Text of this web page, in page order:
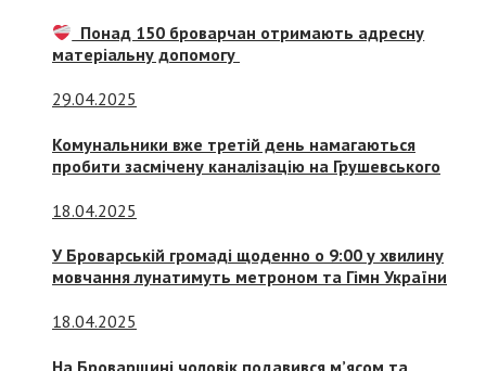
Понад 150 броварчан отримають адресну
матеріальну допомогу
29.04.2025
Комунальники вже третій день намагаються
пробити засмічену каналізацію на Грушевського
18.04.2025
У Броварській громаді щоденно о 9:00 у хвилину
мовчання лунатимуть метроном та Гімн України
18.04.2025
На Броварщині чоловік подавився м’ясом та